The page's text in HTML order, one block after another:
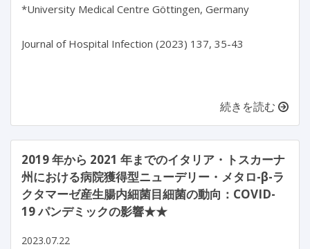
*University Medical Centre Göttingen, Germany
Journal of Hospital Infection (2023) 137, 35-43
続きを読む
2019 年から 2021 年までのイタリア・トスカーナ
州における病院獲得型ニューデリー・メタロ-β-ラ
クタマーゼ産生腸内細菌目細菌の動向：COVID-
19 パンデミックの影響★★
2023.07.22